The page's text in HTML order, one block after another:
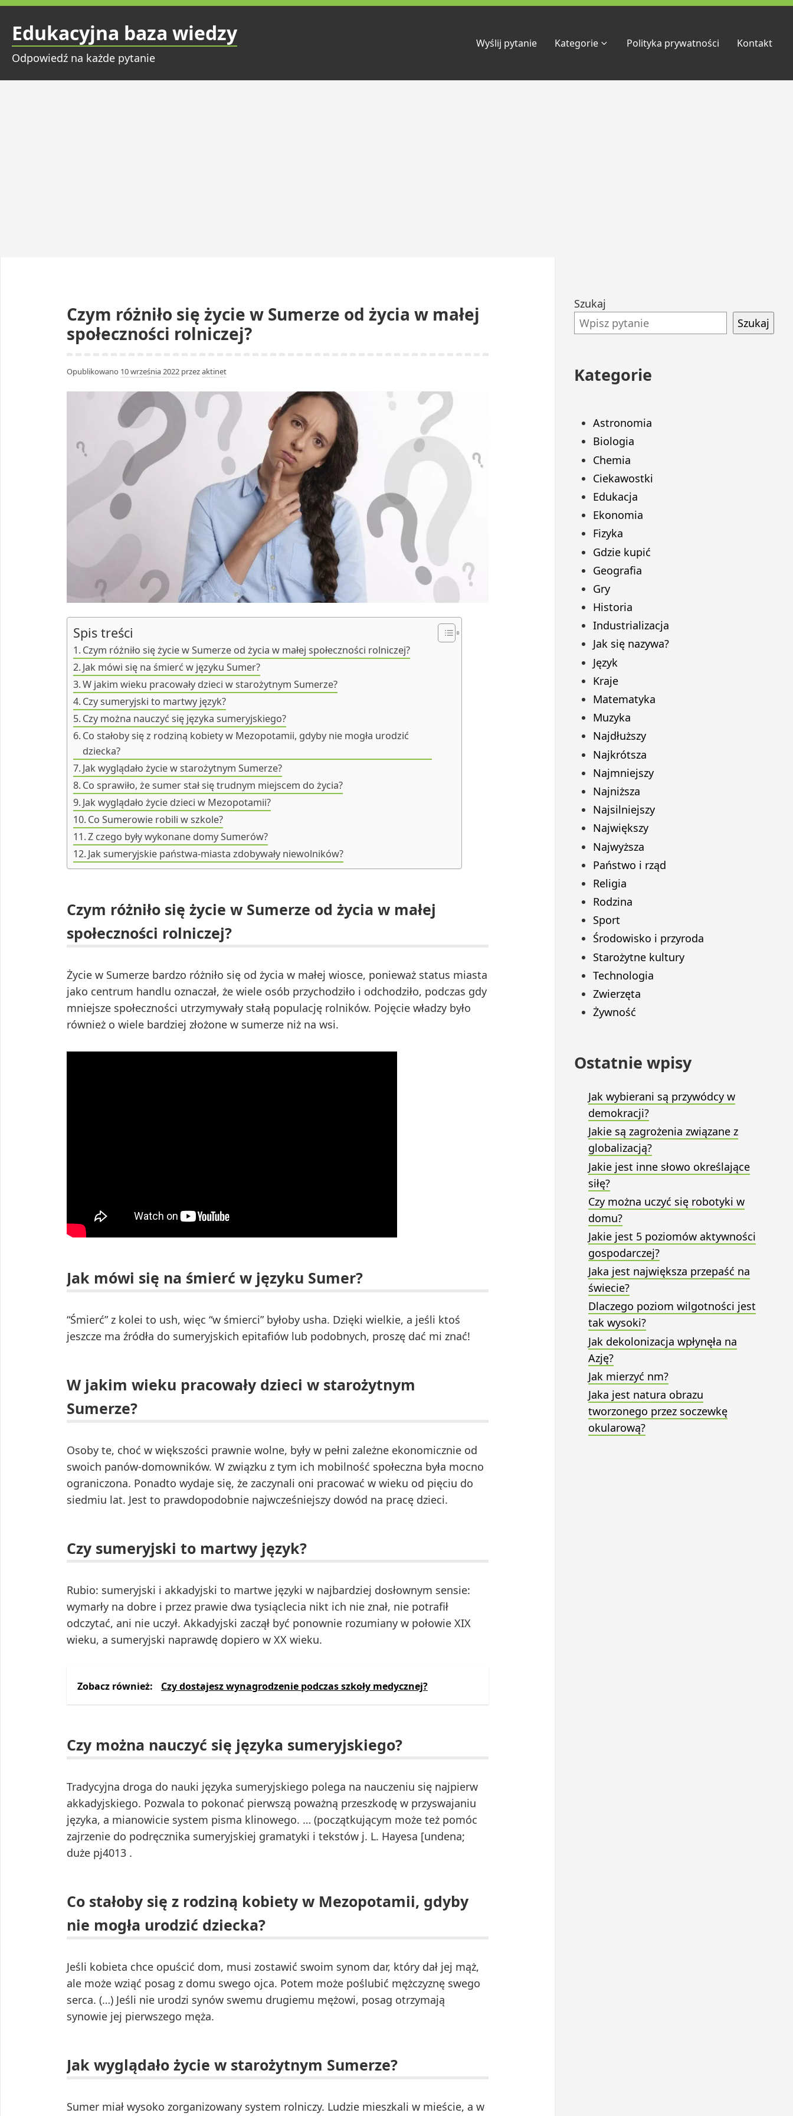
Przejdź
treściEdukacyjna baza wiedzy
Odpowiedź na każde pytanie
Wyślij pytanie Kategorie Polityka prywatności Kontakt
Czym różniło się życie w Sumerze od życia w małej
społeczności rolniczej?
Opublikowano 10 września 2022 przezaktinet
Spis treści
Czym różniło się życie w Sumerze od życia w małej społeczności rolniczej?
Jak mówi się na śmierć w języku Sumer?
W jakim wieku pracowały dzieci w starożytnym Sumerze?
Czy sumeryjski to martwy język?
Czy można nauczyć się języka sumeryjskiego?
Co stałoby się z rodziną kobiety w Mezopotamii, gdyby nie mogła urodzić
dziecka?
Jak wyglądało życie w starożytnym Sumerze?
Co sprawiło, że sumer stał się trudnym miejscem do życia?
Jak wyglądało życie dzieci w Mezopotamii?
Co Sumerowie robili w szkole?
Z czego były wykonane domy Sumerów?
Jak sumeryjskie państwa-miasta zdobywały niewolników?
Czym różniło się życie w Sumerze od życia w małej
społeczności rolniczej?
Życie w Sumerze bardzo różniło się od życia w małej wiosce, ponieważ status miasta
jako centrum handlu oznaczał, że wiele osób przychodziło i odchodziło, podczas gdy
mniejsze społeczności utrzymywały stałą populację rolników. Pojęcie władzy było
również o wiele bardziej złożone w sumerze niż na wsi.
Jak mówi się na śmierć w języku Sumer?
“Śmierć” z kolei to ush, więc “w śmierci” byłoby usha. Dzięki wielkie, a jeśli ktoś
jeszcze ma źródła do sumeryjskich epitafiów lub podobnych, proszę dać mi znać!
W jakim wieku pracowały dzieci w starożytnym
Sumerze?
Osoby te, choć w większości prawnie wolne, były w pełni zależne ekonomicznie od
swoich panów-domowników. W związku z tym ich mobilność społeczna była mocno
ograniczona. Ponadto wydaje się, że zaczynali oni pracować w wieku od pięciu do
siedmiu lat. Jest to prawdopodobnie najwcześniejszy dowód na pracę dzieci.
Czy sumeryjski to martwy język?
Rubio: sumeryjski i akkadyjski to martwe języki w najbardziej dosłownym sensie:
wymarły na dobre i przez prawie dwa tysiąclecia nikt ich nie znał, nie potrafił
odczytać, ani nie uczył. Akkadyjski zaczął być ponownie rozumiany w połowie XIX
wieku, a sumeryjski naprawdę dopiero w XX wieku.
Zobacz również: Czy dostajesz wynagrodzenie podczas szkoły medycznej?
Czy można nauczyć się języka sumeryjskiego?
Tradycyjna droga do nauki języka sumeryjskiego polega na nauczeniu się najpierw
akkadyjskiego. Pozwala to pokonać pierwszą poważną przeszkodę w przyswajaniu
języka, a mianowicie system pisma klinowego. … (początkującym może też pomóc
zajrzenie do podręcznika sumeryjskiej gramatyki i tekstów j. L. Hayesa [undena;
duże pj4013 .
Co stałoby się z rodziną kobiety w Mezopotamii, gdyby
nie mogła urodzić dziecka?
Jeśli kobieta chce opuścić dom, musi zostawić swoim synom dar, który dał jej mąż,
ale może wziąć posag z domu swego ojca. Potem może poślubić mężczyznę swego
serca. (…) Jeśli nie urodzi synów swemu drugiemu mężowi, posag otrzymają
synowie jej pierwszego męża.
Jak wyglądało życie w starożytnym Sumerze?
Sumer miał wysoko zorganizowany system rolniczy. Ludzie mieszkali w mieście, a w
Przejdź
do
stopki
Szukaj
Szukaj
Kategorie
Astronomia
Biologia
Chemia
Ciekawostki
Edukacja
Ekonomia
Fizyka
Gdzie kupić
Geografia
Gry
Historia
Industrializacja
Jak się nazywa?
Język
Kraje
Matematyka
Muzyka
Najdłuższy
Najkrótsza
Najmniejszy
Najniższa
Najsilniejszy
Największy
Najwyższa
Państwo i rząd
Religia
Rodzina
Sport
Środowisko i przyroda
Starożytne kultury
Technologia
Zwierzęta
Żywność
Ostatnie wpisy
Jak wybierani są przywódcy w
demokracji?
Jakie są zagrożenia związane z
globalizacją?
Jakie jest inne słowo określające
siłę?
Czy można uczyć się robotyki w
domu?
Jakie jest 5 poziomów aktywności
gospodarczej?
Jaka jest największa przepaść na
świecie?
Dlaczego poziom wilgotności jest
tak wysoki?
Jak dekolonizacja wpłynęła na
Azję?
Jak mierzyć nm?
Jaka jest natura obrazu
tworzonego przez soczewkę
okularową?